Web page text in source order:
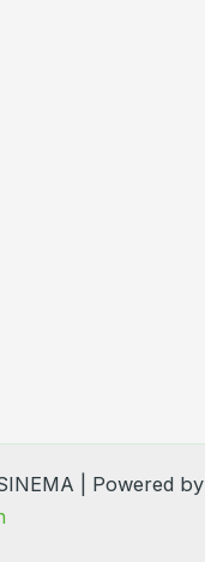
| Powered by